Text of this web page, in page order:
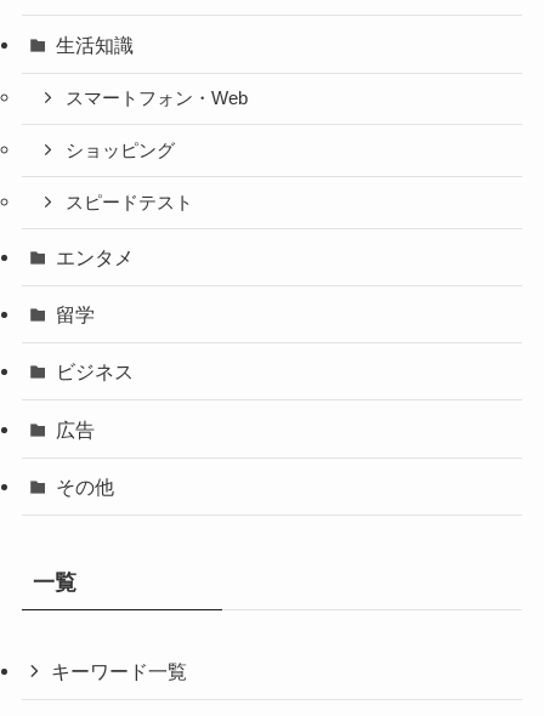
生活知識
スマートフォン・Web
ショッピング
スピードテスト
エンタメ
留学
ビジネス
広告
その他
一覧
キーワード一覧